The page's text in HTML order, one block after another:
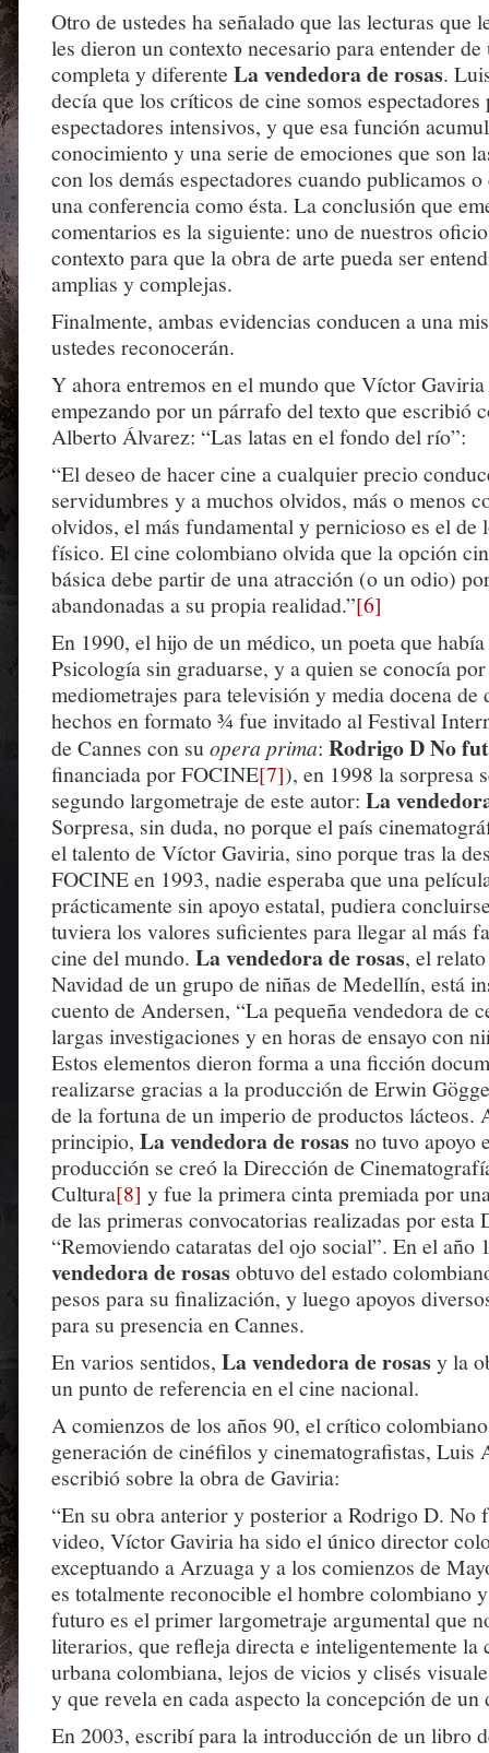
Otro de ustedes ha señalado que las lecturas que
les dieron un contexto necesario para entender de
completa y diferente La vendedora de rosas.
decía que los críticos de cine somos
espectadores intensivos, y que esa función
conocimiento y una serie de emociones que son
con los demás espectadores cuando publicamos
una conferencia como ésta. La conclusión que
comentarios es la siguiente: uno de nuestros
contexto para que la obra de arte pueda ser
amplias y complejas.
Finalmente, ambas evidencias conducen a una
ustedes reconocerán.
Y ahora entremos en el mundo que Víctor Gaviria
empezando por un párrafo del texto que escribió
Alberto Álvarez: “Las latas en el fondo del río”:
“El deseo de hacer cine a cualquier precio
servidumbres y a muchos olvidos, más o menos
olvidos, el más fundamental y pernicioso es el de
físico. El cine colombiano olvida que la opción
básica debe partir de una atracción (o un odio)
abandonadas a su propia realidad.”[6]
En 1990, el hijo de un médico, un poeta que
Psicología sin graduarse, y a quien se conocía
mediometrajes para televisión y media docena de
hechos en formato ¾ fue invitado al Festival
de Cannes con suopera prima: Rodrigo D No
financiada por FOCINE[7]), en 1998 la sorpresa
segundo largometraje de este autor: La
Sorpresa, sin duda, no porque el país
el talento de Víctor Gaviria, sino porque tras la
FOCINE en 1993, nadie esperaba que una
prácticamente sin apoyo estatal, pudiera
tuviera los valores suficientes para llegar al más
cine del mundo. La vendedora de rosas, el
Navidad de un grupo de niñas de Medellín, está
cuento de Andersen, “La pequeña vendedora de
largas investigaciones y en horas de ensayo con
Estos elementos dieron forma a una ficción
realizarse gracias a la producción de Erwin
de la fortuna de un imperio de productos lácteos.
principio, La vendedora de rosas no tuvo apoyo
producción se creó la Dirección de
Cultura[8] y fue la primera cinta premiada por
de las primeras convocatorias realizadas por esta
“Removiendo cataratas del ojo social”. En el año
vendedora de rosas obtuvo del estado
pesos para su finalización, y luego apoyos
para su presencia en Cannes.
En varios sentidos, La vendedora de rosas y la
un punto de referencia en el cine nacional.
A comienzos de los años 90, el crítico
generación de cinéfilos y cinematografistas, Luis
escribió sobre la obra de Gaviria:
“En su obra anterior y posterior a Rodrigo D. No
video, Víctor Gaviria ha sido el único director
exceptuando a Arzuaga y a los comienzos de
es totalmente reconocible el hombre colombiano
futuro es el primer largometraje argumental que
literarios, que refleja directa e inteligentemente la
urbana colombiana, lejos de vicios y clisés
y que revela en cada aspecto la concepción de un
En 2003, escribí para la introducción de un libro